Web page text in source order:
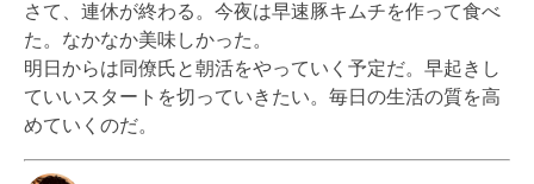
さて、連休が終わる。今夜は早速豚キムチを作って食べ
た。なかなか美味しかった。
明日からは同僚氏と朝活をやっていく予定だ。早起きし
ていいスタートを切っていきたい。毎日の生活の質を高
めていくのだ。